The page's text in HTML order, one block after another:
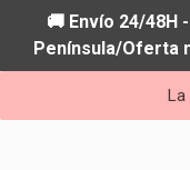
🚚 Envío 24/48H
Península/Oferta
La